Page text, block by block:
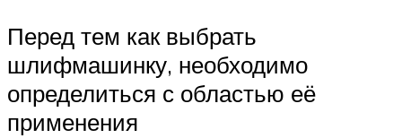
Перед тем как выбрать
шлифмашинку, необходимо
определиться с областью её
применения